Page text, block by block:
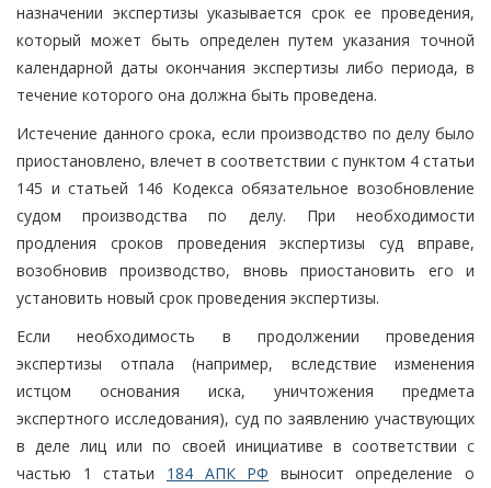
назначении экспертизы указывается срок ее проведения,
который может быть определен путем указания точной
календарной даты окончания экспертизы либо периода, в
течение которого она должна быть проведена.
Истечение данного срока, если производство по делу было
приостановлено, влечет в соответствии с пунктом 4 статьи
145 и статьей 146 Кодекса обязательное возобновление
судом производства по делу. При необходимости
продления сроков проведения экспертизы суд вправе,
возобновив производство, вновь приостановить его и
установить новый срок проведения экспертизы.
Если необходимость в продолжении проведения
экспертизы отпала (например, вследствие изменения
истцом основания иска, уничтожения предмета
экспертного исследования), суд по заявлению участвующих
в деле лиц или по своей инициативе в соответствии с
частью 1 статьи 184 АПК РФ выносит определение о